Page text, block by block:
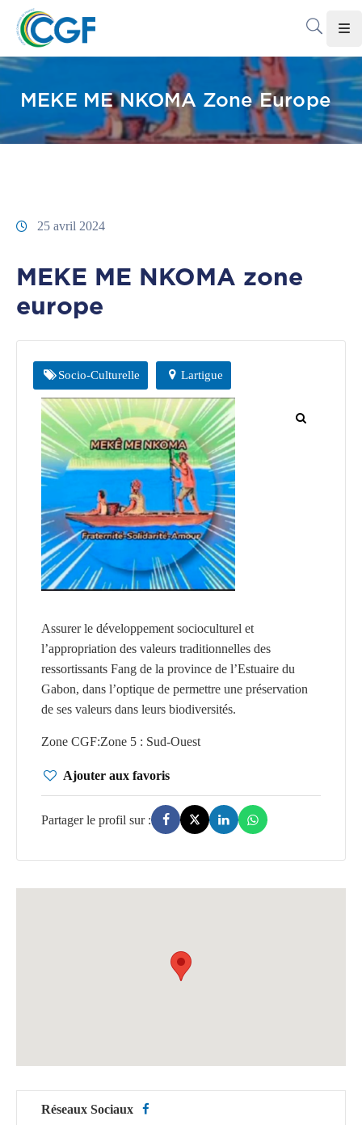
Accueil
Le
CGF
Infos
Pratiques
Le
CGF
Faire
Presse
Actualités
Assurance
Décès
MEKE ME NKOMA Zone Europe
25 avril 2024
MEKE ME NKOMA zone
europe
Socio-Culturelle Lartigue
Assurer le développement socioculturel et
l’appropriation des valeurs traditionnelles des
ressortissants Fang de la province de l’Estuaire du
Gabon, dans l’optique de permettre une préservation
de ses valeurs dans leurs biodiversités.
Zone CGF:Zone 5 : Sud-Ouest
Ajouter aux favoris
Réseaux Sociaux